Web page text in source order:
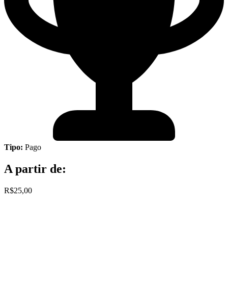
Tipo: Pago
A partir de:
R$25,00